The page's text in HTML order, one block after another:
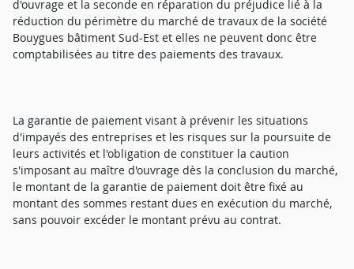
d'ouvrage et la seconde en réparation du préjudice lié à la
réduction du périmètre du marché de travaux de la société
Bouygues bâtiment Sud-Est et elles ne peuvent donc être
comptabilisées au titre des paiements des travaux.
La garantie de paiement visant à prévenir les situations
d'impayés des entreprises et les risques sur la poursuite de
leurs activités et l'obligation de constituer la caution
s'imposant au maître d'ouvrage dès la conclusion du marché,
le montant de la garantie de paiement doit être fixé au
montant des sommes restant dues en exécution du marché,
sans pouvoir excéder le montant prévu au contrat.